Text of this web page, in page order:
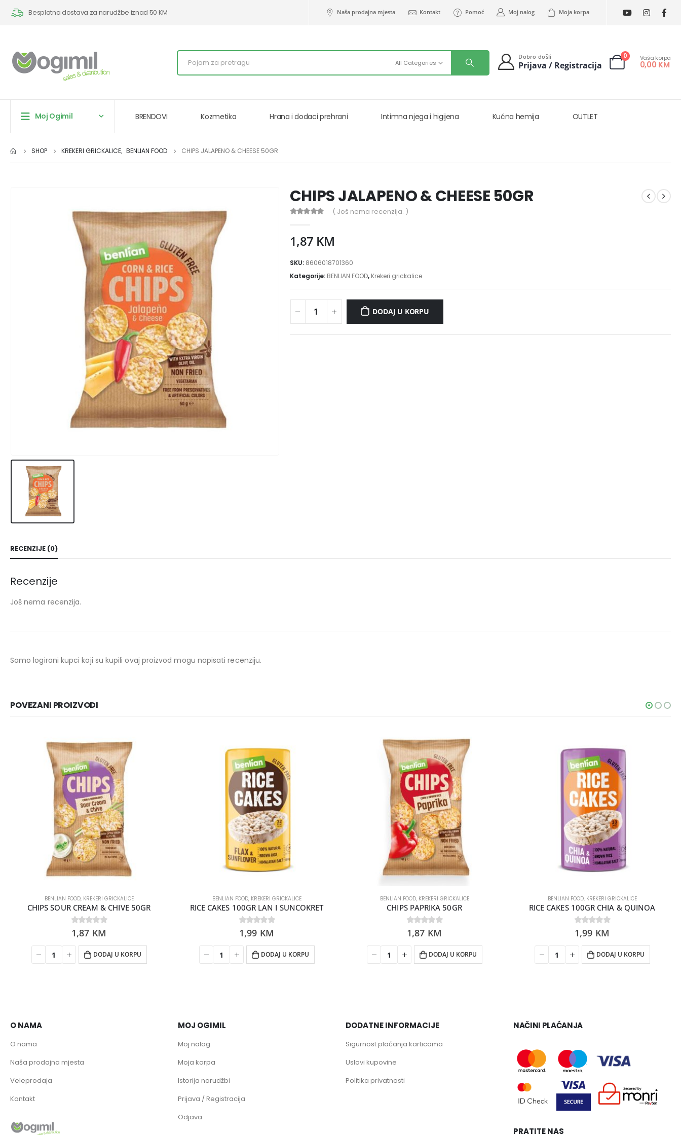
Besplatna dostava za narudžbe iznad 50 KM Naša prodajna mjesta Kontakt Pomoć Moj nalog Moja korpa
All Categories
Dobro došli
Prijava / Registracija
0 Vaša korpa
0,00 KM
Moj Ogimil BRENDOVI Kozmetika Hrana i dodaci prehrani Intimna njega i higijena Kućna hemija OUTLET
SHOP KREKERI GRICKALICE, BENLIAN FOOD CHIPS JALAPENO & CHEESE 50GR
CHIPS JALAPENO & CHEESE 50GR
( Još nema recenzija. )
1,87 KM
SKU: 8606018701360
Kategorije: BENLIAN FOOD, Krekeri grickalice
DODAJ U KORPU
RECENZIJE (0)
Recenzije
Još nema recenzija.
Samo logirani kupci koji su kupili ovaj proizvod mogu napisati recenziju.
POVEZANI PROIZVODI
BENLIAN FOOD, KREKERI GRICKALICE
CHIPS SOUR CREAM & CHIVE 50GR
0out of 5
1,87 KM
DODAJ U KORPU
BENLIAN FOOD, KREKERI GRICKALICE
RICE CAKES 100GR LAN I SUNCOKRET
0out of 5
1,99 KM
DODAJ U KORPU
BENLIAN FOOD, KREKERI GRICKALICE
CHIPS PAPRIKA 50GR
0out of 5
1,87 KM
DODAJ U KORPU
BENLIAN FOOD, KREKERI GRICKALICE
RICE CAKES 100GR CHIA & QUINOA
0out of 5
1,99 KM
DODAJ U KORPU
O NAMA
O nama
Naša prodajna mjesta
Veleprodaja
Kontakt
MOJ OGIMIL
Moj nalog
Moja korpa
Istorija narudžbi
Prijava / Registracija
Odjava
DODATNE INFORMACIJE
Sigurnost plaćanja karticama
Uslovi kupovine
Politika privatnosti
NAČINI PLAĆANJA
PRATITE NAS